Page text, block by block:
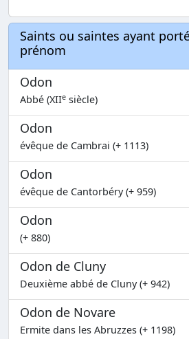
Saints ou saintes ayant
prénom
Odon
Abbé (XIIe siècle)
Odon
évêque de Cambrai (+ 1113)
Odon
évêque de Cantorbéry (+ 959)
Odon
(+ 880)
Odon de Cluny
Deuxième abbé de Cluny (+ 942)
Odon de Novare
Ermite dans les Abruzzes (+ 1198)